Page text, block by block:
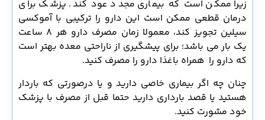
زیرا ممکن است که بیماری مجدد عود کند. پزشک برای
درمان قطعی ممکن است این دارو را ترکیبی با آموکسی
سیلین تجویز کند، معمولا زمان مصرف دارو هر 8 ساعت
یک بار می باشد؛ برای پیشگیری از ناراحتی معده بهتر است
که دارو را همراه باغذا دارو را مصرف کنید.
چنان چه اگر بیماری خاصی دارید و یا درصورتی که باردار
هستید یا قصد بارداری دارید حتما قبل از مصرف با پزشک
خود مشورت کنید.